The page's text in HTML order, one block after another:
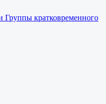
Группы кратковременного